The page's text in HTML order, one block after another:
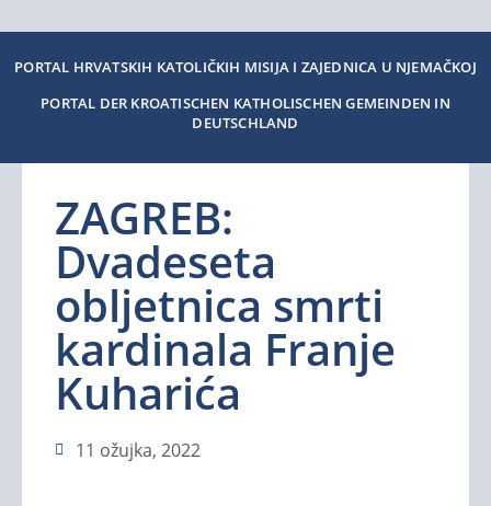
PORTAL HRVATSKIH KATOLIČKIH MISIJA I ZAJEDNICA U NJEMAČKOJ
PORTAL DER KROATISCHEN KATHOLISCHEN GEMEINDEN IN
DEUTSCHLAND
ZAGREB:
Dvadeseta
obljetnica smrti
kardinala Franje
Kuharića
11 ožujka, 2022